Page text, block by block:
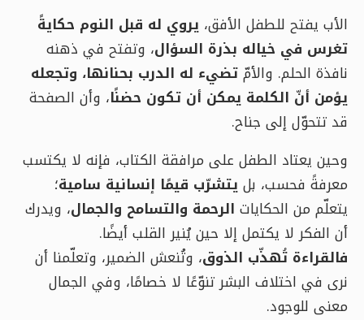
الأب يفتح للطفل الأفق، يروي له قبل النوم حكايةً
تغرس في خياله بذرة السؤال، وتفتح في ذهنه
نافذة الحلم. والأمّتضيء له الدرب بحنانها، وتجعله
يؤمن أنّ الكلمة يمكن أن تكون حضنًا، وأن الصفحة
قد تتحوّل إلى جناح.
وحين يعتاد الطفل على مرافقة الكتاب، فإنه لا يكتسب
معرفةً فحسب، بليتشرّب قيمًا إنسانية سامية؛
يتعلّم من الحكايات الرحمة والتسامح والجمال، ويدرك
أن الفكر لا يكتمل إلا حين يُنير القلب أيضًا.
فالقراءة تُهذّب الذوق، وتُنعش الضمير، وتعلّمنا أن
نرى في اختلاف البشر تنوّعًا لا خصامًا، وفي الجمال
معنى للوجود.